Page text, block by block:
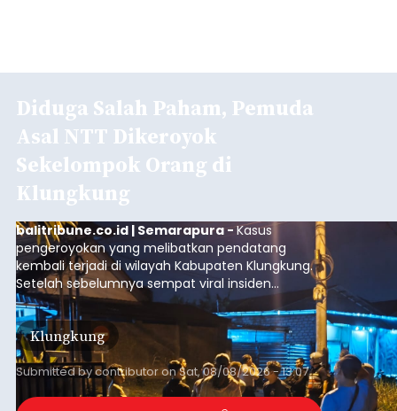
Diduga Salah Paham, Pemuda
Asal NTT Dikeroyok
Sekelompok Orang di
Klungkung
balitribune.co.id | Semarapura -Kasus
pengeroyokan yang melibatkan pendatang
kembali terjadi di wilayah Kabupaten Klungkung.
Setelah sebelumnya sempat viral insiden
keributan di barat Pasar Galiran, peristiwa serupa
kini menimpa seorang pemuda asal Kabupaten
Sumba Barat Daya (SBD), Nusa Tenggara Timur
(NTT).
Klungkung
Submitted bycontributoronSat, 08/08/2026 - 13:07